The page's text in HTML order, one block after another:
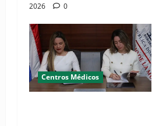
2026
0
Centros Médicos